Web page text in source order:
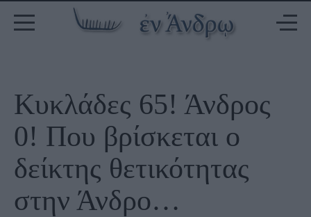
Κυκλάδες 65! Άνδρος
0! Που βρίσκεται ο
δείκτης θετικότητας
στην Άνδρο…